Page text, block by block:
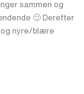
sammen og
🙂 Derefter
og nyre/blære